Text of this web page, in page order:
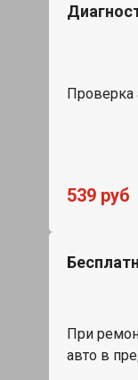
Проверка
539 руб
При
авто в